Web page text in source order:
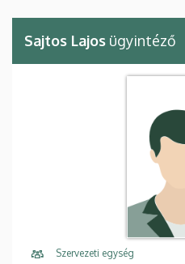
Sajtos Lajos ügyintéző
Szervezeti egység